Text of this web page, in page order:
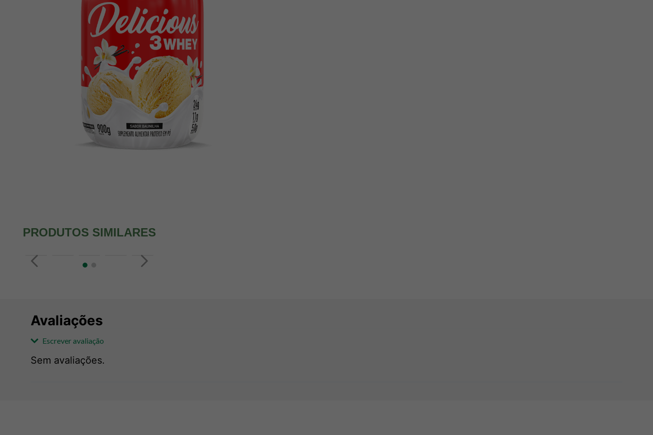
PRODUTOS SIMILARES
Avaliações
Escrever avaliação
Sem avaliações.
º creatina mundo verde